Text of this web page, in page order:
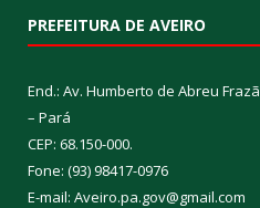
PREFEITURA DE AVEIRO
End.: Av. Humberto de Abreu
– Pará
CEP: 68.150-000.
Fone: (93) 98417-0976
E-mail: Aveiro.pa.gov@gmail.com